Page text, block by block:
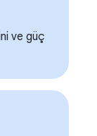
ve güç